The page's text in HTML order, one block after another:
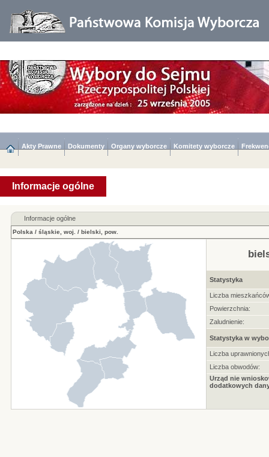
Akty Prawne Dokumenty Organy wyborcze Komitety wyborcze
Informacje ogólne
Informacje ogólne
Polska / śląskie, woj. / bielski, pow.
Statystyka
Liczba
Powierzchnia:
Zaludnienie:
Statystyka w
Liczba
Liczba obwodów:
Urząd nie
dodatkowych